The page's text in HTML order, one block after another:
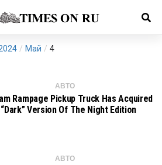
/ Май / 4
АВТО
Rampage Pickup Truck Has Acquired
Version Of The Night Edition
АВТО